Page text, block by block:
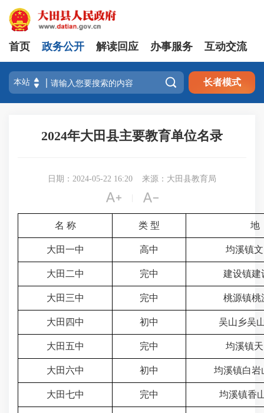
首页 政务公开 解读回应 办事服务 互动交流
 长者模式
2024年大田县主要教育单位名录
日期：2024-05-22 16:20 来源：大田县教育局
 
名 称 类 型 地
大田一中 高中 均溪镇
大田二中 完中 建设镇建
大田三中 完中 桃源镇桃
大田四中 初中 吴山乡吴
大田五中 完中 均溪镇
大田六中 初中 均溪镇白岩
大田七中 完中 均溪镇香